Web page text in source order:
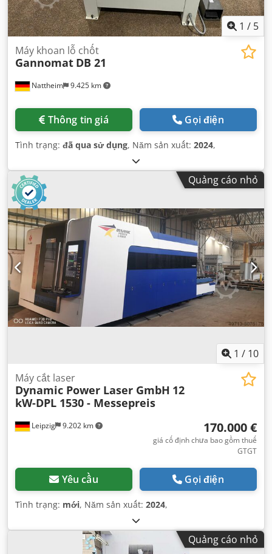
1 / 5
Nattheim 9.425 km
Máy khoan lỗ chốt
Gannomat DB 21
Thông tin giá Gọi điện
Tình trạng: đã qua sử dụng, Năm sản xuất: 2024,
Quảng cáo nhỏ
1 / 10
Leipzig 9.202 km
Máy cắt laser
Dynamic Power Laser GmbH 12
kW-DPL 1530 - Messepreis
170.000 €
giá cố định chưa bao gồm thuế
GTGT
Yêu cầu Gọi điện
Tình trạng: mới, Năm sản xuất: 2024,
Quảng cáo nhỏ